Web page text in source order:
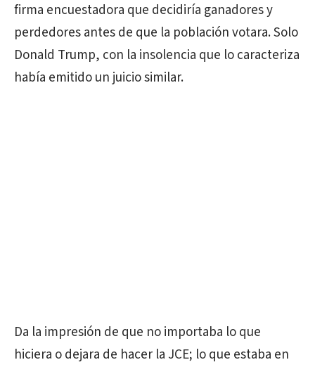
firma encuestadora que decidiría ganadores y
perdedores antes de que la población votara. Solo
Donald Trump, con la insolencia que lo caracteriza
había emitido un juicio similar.
Da la impresión de que no importaba lo que
hiciera o dejara de hacer la JCE; lo que estaba en